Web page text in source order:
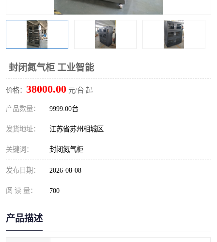
封闭氮气柜 工业智能
价格： 38000.00 元/台 起
产品数量： 9999.00台
发货地址： 江苏省苏州相城区
关键词： 封闭氮气柜
发布日期： 2026-08-08
阅 读 量： 700
产品描述